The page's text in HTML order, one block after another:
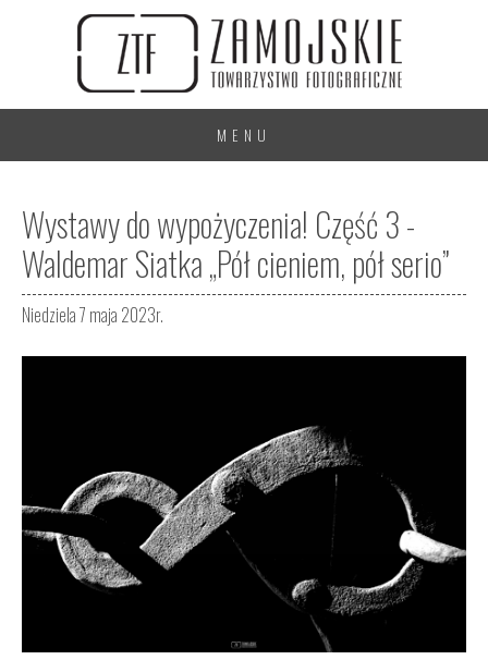
MENU
Wystawy do wypożyczenia! Część 3 -
Waldemar Siatka „Pół cieniem, pół serio”
Niedziela 7 maja 2023r.